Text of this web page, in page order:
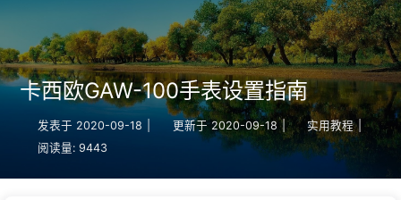
卡西欧GAW-100手表设置指南
发表于 2020-09-18 更新于 2020-09-18 | 实用教程
阅读量: 9443